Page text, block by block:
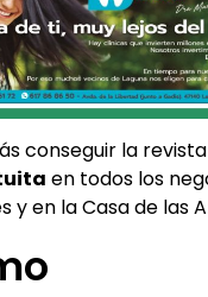
conseguir la
en todos los
y en la Casa de las